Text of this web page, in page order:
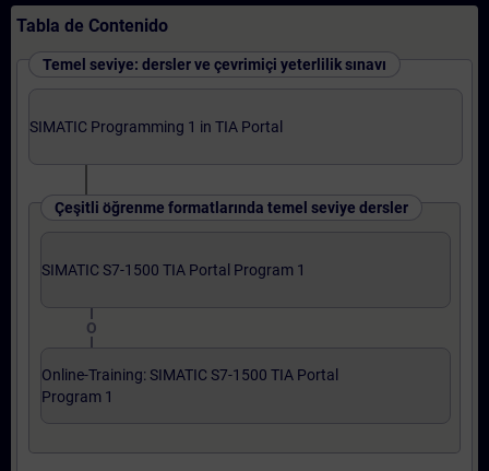
Tabla de Contenido
Temel seviye: dersler ve çevrimiçi yeterlilik sınavı
SIMATIC Programming 1 in TIA Portal
Çeşitli öğrenme formatlarında temel seviye dersler
SIMATIC S7-1500 TIA Portal Program 1
O
Online-Training: SIMATIC S7-1500 TIA Portal
Program 1